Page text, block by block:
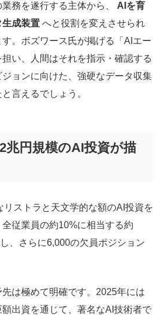
務を遂行する主体から、 AIを育
生成装置 へと役割を変えさせられ
。ボズワース氏が掲げる「AIエー
い、人間はそれを指示・確認する
ョンに向けた、強硬なデータ収集
言えるでしょう。
兆円規模のAI投資が描
リストラと天文学的な額のAI投資を
従業員の約10%に相当する約
、さらに6,000の欠員ポジション
は極めて明確です。2025年には
出資を通じて、著名なAI技術者で